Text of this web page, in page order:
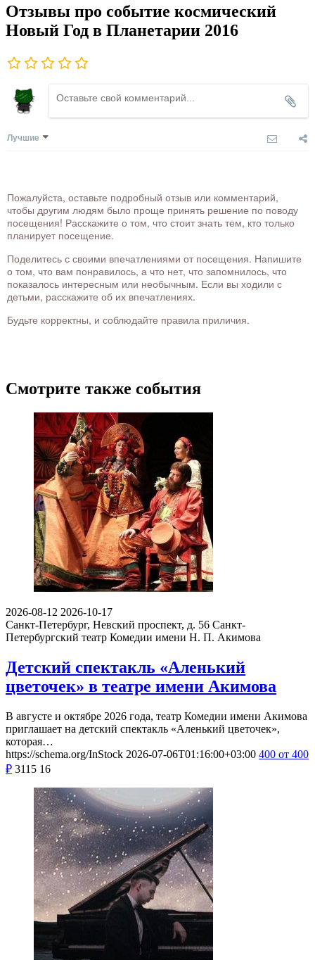
Отзывы про событие космический
Новый Год в Планетарии 2016
Лучшие
Пожалуйста, оставьте подробный отзыв или комментарий,
чтобы другим людям было проще принять решение по поводу
посещения! Расскажите о том, что стоит знать тем, кто только
планирует посещение.
Поделитесь с своими впечатлениями от посещения. Напишите
о том, что вам понравилось, а что нет, что запомнилось, что
показалось интересным или необычным. Если вы ходили с
детьми, расскажите об их впечатлениях.
Будьте корректны, и соблюдайте правила приличия.
Смотрите также события
2026-08-12 2026-10-17
Санкт-Петербург, Невский проспект, д. 56 Санкт-
Петербургский театр Комедии имени Н. П. Акимова
Детский спектакль «Аленький
цветочек» в театре имени Акимова
В августе и октябре 2026 года, театр Комедии имени Акимова
приглашает на детский спектакль «Аленький цветочек»,
которая…
https://schema.org/InStock 2026-07-06T01:16:00+03:00 400 от 400
₽ 3115 16